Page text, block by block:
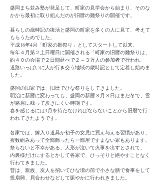
盛岡まち並み塾が発足して、町家の見学会から始まり、そのな
かから最初に取り組んだのが旧暦の雛祭りの開催です。
暮らしの歳時記の復活と盛岡の町家を多くの人に見て、考えて
もらうためでした。
平成16年4月「町家の雛祭り」としてスタートして以来、
毎年４月第２土日曜日に開催される「町家の旧暦の雛祭りは、
約４０の会場で２日間延べで２～３万人の参加者で行われ、
道路いっぱいに人が行き交う地域の歳時記として定着し始めま
した。
盛岡の旧家では、旧暦でひな祭りをしてきました。
明治に新暦に変わっても、盛岡の新暦３月３日はまだ冬で、雪
が路肩に残って歩きにくい時期です。
春を感じるには4月を待たなければならないことから旧暦で行
われてきたようです。
各家では、嫁入り道具か初子の女児に買え与える習慣があり、
複数組みあって全部飾ったら一部屋ですまない家もあります。
祭らないと不幸がある、人形が泣いて火事を出すとされて、
内裏様だけにするとかして各家で、ひっそりと絶やすことなく
行わてきました。
昔は、親族、友人を招いてひな壇の前で小さな膳で食事をして
投扇興、貝合わせなどして賑やかに行われきました。